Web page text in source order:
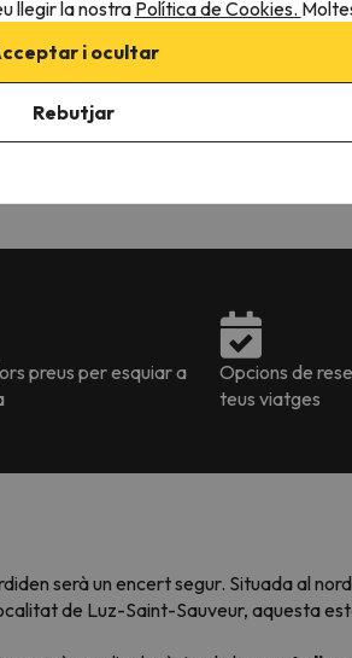
141 €
preus per esquiar a
Opcions de
teus viatges
serà un encert segur. Situada al
de Luz-Saint-Sauveur, aquesta
llegir la nostra Política de Cookies.
i ocultar
Rebutjar